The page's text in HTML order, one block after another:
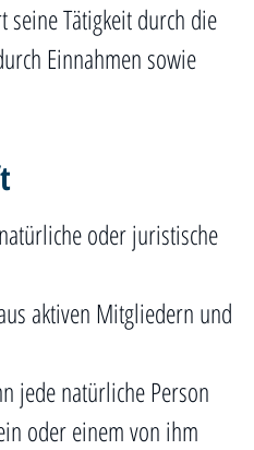
seine Tätigkeit durch die
Einnahmen sowie
oder juristische
aktiven Mitgliedern und
jede natürliche Person
oder einem von ihm